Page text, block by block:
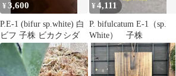
¥3,600
P.E-1 (bifur sp.white) 白
ビフ 子株 ビカクシダ
¥4,111
P. bifulcatum E-1（sp.
White） 子株